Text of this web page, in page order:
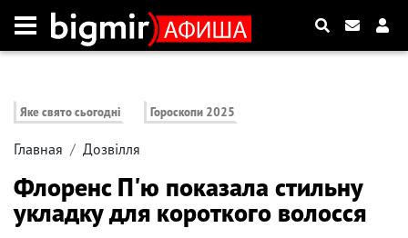
Яке свято сьогодні Гороскопи 2025
Главная Дозвілля
Флоренс П'ю показала стильну
укладку для короткого волосся